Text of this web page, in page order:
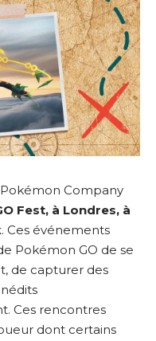
Company
Fest, à Londres, à
. Ces événements
Pokémon GO de se
de capturer des
Ces rencontres
dont certains